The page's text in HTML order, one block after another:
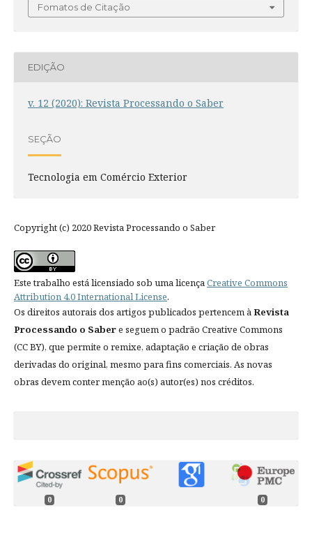
Fomatos de Citação
EDIÇÃO
v. 12 (2020): Revista Processando o Saber
SEÇÃO
Tecnologia em Comércio Exterior
Copyright (c) 2020 Revista Processando o Saber
Este trabalho está licensiado sob uma licençaCreative Commons
Attribution 4.0 International License.
Os direitos autorais dos artigos publicados pertencem àRevista
Processando o Sabere seguem o padrão Creative Commons
(CC BY), que permite o remixe, adaptação e criação de obras
derivadas do original, mesmo para fins comerciais. As novas
obras devem conter menção ao(s) autor(es) nos créditos.
0 0 0